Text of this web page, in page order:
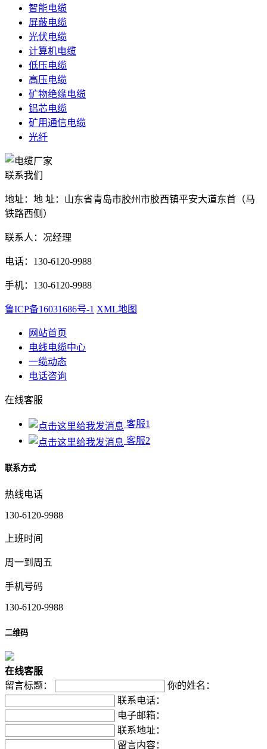
智能电缆
屏蔽电缆
光伏电缆
计算机电缆
低压电缆
高压电缆
矿物绝缘电缆
铝芯电缆
矿用通信电缆
光纤
联系我们
地址：地 址：山东省青岛市胶州市胶西镇平安大道东首（马
铁路西侧）
联系人：况经理
电话：130-6120-9988
手机：130-6120-9988
鲁ICP备16031686号-1 XML地图
网站首页
电线电缆中心
一缆动态
电话咨询
在线客服
客服1
客服2
联系方式
热线电话
130-6120-9988
上班时间
周一到周五
手机号码
130-6120-9988
二维码
在线客服
留言标题：
你的姓名：
联系电话：
电子邮箱：
联系地址：
留言内容：